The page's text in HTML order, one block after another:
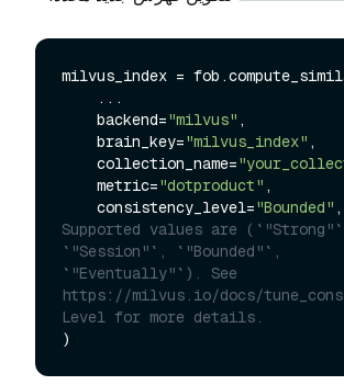
milvus_index =
    backend=
"milvus" ,
    brain_key=
"milvus_index" ,
    collection_name=
    metric=
"dotproduct" ,
    consistency_level=
"Bounded"
Supported values are
`"Session"`, `"Bounded"`,
`"Eventually"`). See
https://milvus.io/docs/
Level for more details.